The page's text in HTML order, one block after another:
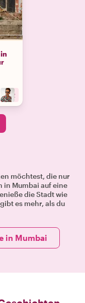
+ 2
möchtest, die nur
in Mumbai auf eine
die Stadt wie
es mehr, als du
in Mumbai